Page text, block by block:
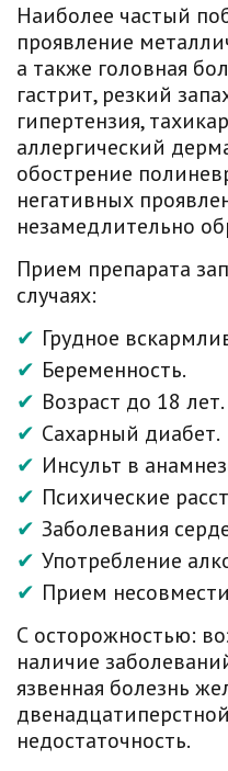
Наиболее частый
проявление
а также головная
гастрит, резкий
гипертензия,
аллергический
обострение
негативных
незамедлительно
Прием препарата
случаях:
Грудное
Беременность.
Возраст до 18 лет.
Сахарный диабет.
Инсульт в
Психические
Заболевания
Употребление
Прием
С осторожностью:
наличие
язвенная болезнь
недостаточность.